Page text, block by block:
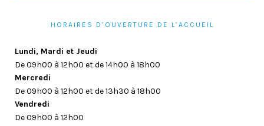
HORAIRES D’OUVERTURE DE L’ACCUEIL
Lundi, Mardi et Jeudi
De 09h00 à 12h00 et de 14h00 à 18h00
Mercredi
De 09h00 à 12h00 et de 13h30 à 18h00
Vendredi
De 09h00 à 12h00